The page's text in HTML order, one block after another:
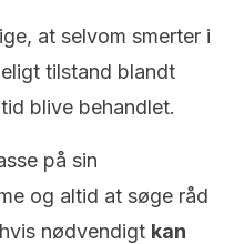
at selvom smerter i
tilstand blandt
blive behandlet.
på sin
og altid at søge råd
nødvendigt kan